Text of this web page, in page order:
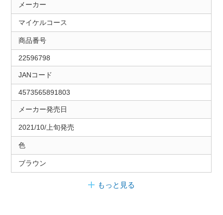
メーカー
マイケルコース
商品番号
22596798
JANコード
4573565891803
メーカー発売日
2021/10/上旬発売
色
ブラウン
もっと見る